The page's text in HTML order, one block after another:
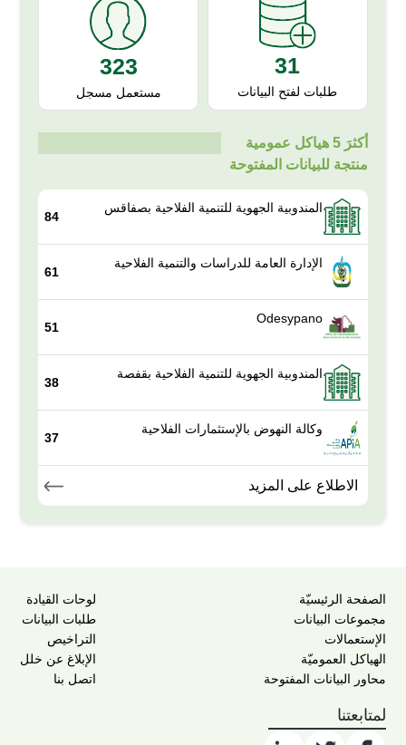
31
طلبات لفتح البيانات
323
مستعمل مسجل
أكثرَ 5 هياكل عمومية
منتجة للبيانات المفتوحة
المندوبية الجهوية للتنمية الفلاحية بصفاقس
84
الإدارة العامة للدراسات والتنمية الفلاحية
61
Odesypano
51
المندوبية الجهوية للتنمية الفلاحية بقفصة
38
وكالة النهوض بالإستثمارات الفلاحية
37
الاطلاع على المزيد
الصفحة الرئيسيّة
مجموعات البيانات
الإستعمالات
الهياكل العموميّة
محاور البيانات المفتوحة
لوحات القيادة
طلبات البيانات
التراخيص
الإبلاغ عن خلل
اتصل بنا
لمتابعتنا